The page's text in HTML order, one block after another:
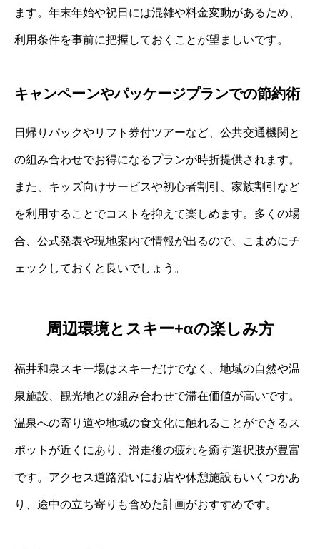
ます。年末年始や祝日には混雑や料金変動があるため、
利用条件を事前に把握しておくことが望ましいです。
キャンペーンやパッケージプランでの節約術
日帰りパックやリフト券付ツアーなど、公共交通機関と
の組み合わせでお得になるプランが時折提供されます。
また、キッズ向けサービスや初心者割引、家族割引など
を利用することでコストを抑えて楽しめます。多くの場
合、公式発表や現地案内で情報が出るので、こまめにチ
ェックしておくと良いでしょう。
周辺環境とスキー+αの楽しみ方
福井和泉スキー場はスキーだけでなく、地域の自然や温
泉施設、観光地との組み合わせで滞在価値が高いです。
温泉への寄り道や地域の食文化に触れることができるス
ポットが近くにあり、滑走後の疲れを癒す選択肢が豊富
です。アクセス道路沿いにお店や休憩施設もいくつかあ
り、途中の立ち寄りも含めた計画がおすすめです。